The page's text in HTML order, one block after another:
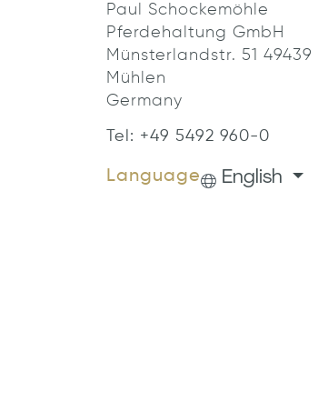
Paul Schockemöhle
Pferdehaltung GmbH
Münsterlandstr. 51 49439
Mühlen
Germany
Tel: +49 5492 960-0
Language English